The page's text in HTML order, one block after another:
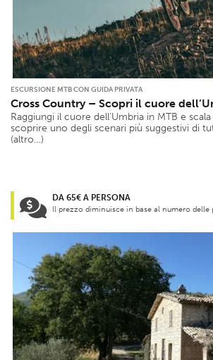
ESCURSIONE MTB CON GUIDA PRIVATA
Cross Country – Scopri il cuore
Raggiungi il cuore dell'Umbria in MTB e
scoprire uno degli scenari più suggestivi di
(altro…)
DA 65€ A PERSONA
Il prezzo diminuisce in base al numero delle